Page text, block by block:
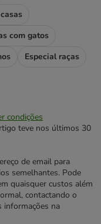
com gatos
Especial raças
condições
teve nos últimos 30
de email para
semelhantes. Pode
quaisquer custos além
contactando o
informações na